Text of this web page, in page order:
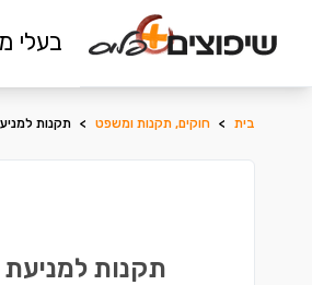
בעלי
בית > חוקים, תקנות ומשפט > תקנות
תקנות